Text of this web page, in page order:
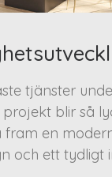
tjänster
blir så
en
och ett tydligt